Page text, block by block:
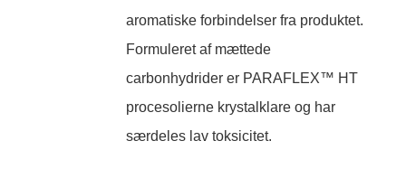
aromatiske forbindelser fra produktet.
Formuleret af mættede
carbonhydrider er PARAFLEX™ HT
procesolierne krystalklare og har
særdeles lav toksicitet.